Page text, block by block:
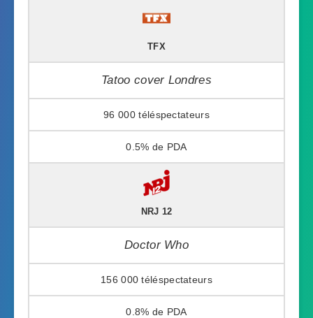
TFX
Tatoo cover Londres
96 000
0.5%
NRJ 12
Doctor Who
156 000
0.8%